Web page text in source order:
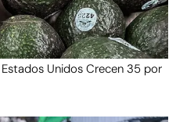
Unidos Crecen 35 por